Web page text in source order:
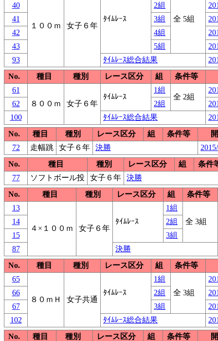
１００ｍ 女子６年
ﾀｲﾑﾚｰｽ 全 5組
40
2組
41
3組
42
4組
43
5組
93
ﾀｲﾑﾚｰｽ総合結果
No.
種目 種別 レース区分 組
条件等
61
８００ｍ
女子６年
ﾀｲﾑﾚｰｽ
1組
全 2組
62
2組
100
ﾀｲﾑﾚｰｽ総合結果
No.
種目 種別 レース区分 組 条件等
72
走幅跳 女子６年 決勝
No.
種目 種別 レース区分 組
条件
77
ソフトボール投 女子６年
決勝
No.
種目 種別 レース区分 組
条件等
13
４×１００ｍ 女子６年
ﾀｲﾑﾚｰｽ
1組
全 3組
14
2組
15
3組
87
決勝
No.
種目 種別 レース区分 組
条件等
65
８０ｍＨ 女子共通
ﾀｲﾑﾚｰｽ
1組
全 3組
66
2組
67
3組
102
ﾀｲﾑﾚｰｽ総合結果
No.
種目 種別 レース区分 組 条件等